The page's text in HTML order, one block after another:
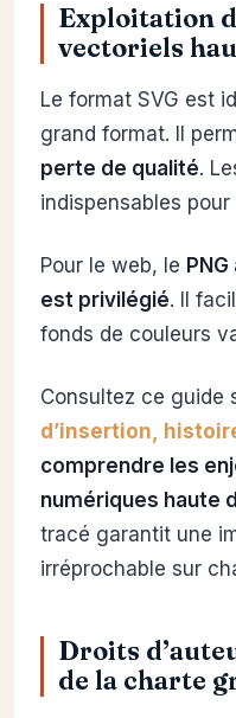
Exploitation
vectoriels
Le format SVG est
grand format. Il
perte de qualité.
indispensables
Pour le web, le
est privilégié. Il
fonds de couleurs
Consultez ce guide
d’insertion,
comprendre les
numériques haute
tracé garantit une
irréprochable sur
Droits
de la charte